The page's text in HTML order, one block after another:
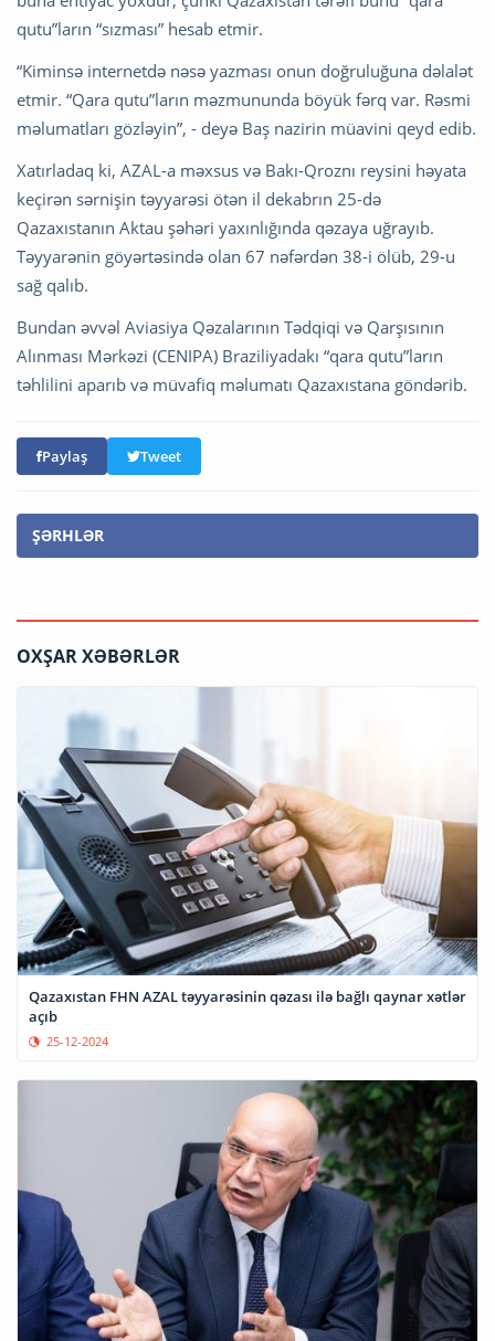
qutu”ların “sızması” hesab etmir.
“Kiminsə internetdə nəsə yazması onun doğruluğuna dəlalət
etmir. “Qara qutu”ların məzmununda böyük fərq var. Rəsmi
məlumatları gözləyin”, - deyə Baş nazirin müavini qeyd edib.
Xatırladaq ki, AZAL-a məxsus və Bakı-Qroznı reysini həyata
keçirən sərnişin təyyarəsi ötən il dekabrın 25-də
Qazaxıstanın Aktau şəhəri yaxınlığında qəzaya uğrayıb.
Təyyarənin göyərtəsində olan 67 nəfərdən 38-i ölüb, 29-u
sağ qalıb.
Bundan əvvəl Aviasiya Qəzalarının Tədqiqi və Qarşısının
Alınması Mərkəzi (CENIPA) Braziliyadakı “qara qutu”ların
təhlilini aparıb və müvafiq məlumatı Qazaxıstana göndərib.
Paylaş Tweet
ŞƏRHLƏR
OXŞAR XƏBƏRLƏR
Qazaxıstan FHN AZAL təyyarəsinin qəzası ilə bağlı qaynar xətlər
açıb
25-12-2024